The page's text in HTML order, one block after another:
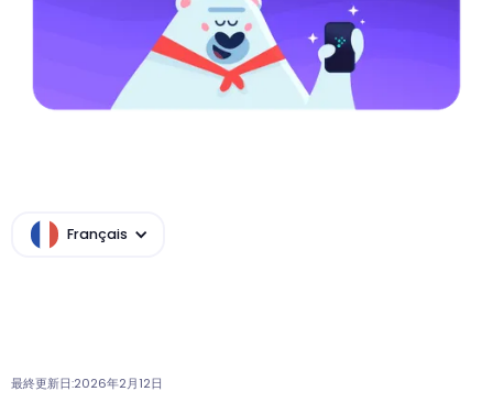
Français
最終更新日:2026年2月12日